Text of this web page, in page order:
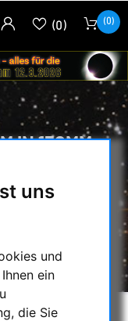
uns
und
ein
die Sie
(0) (0)
IN 130MM
/